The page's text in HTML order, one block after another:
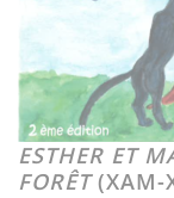
ESTHER ET
FORÊT(XAM-